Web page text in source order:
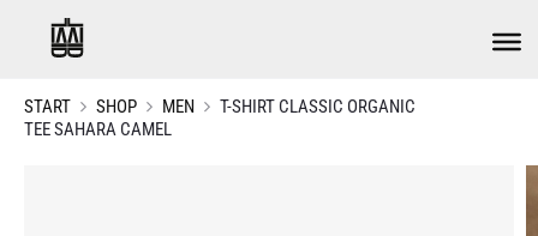
START SHOP MEN
T-SHIRT CLASSIC ORGANIC
TEE SAHARA CAMEL